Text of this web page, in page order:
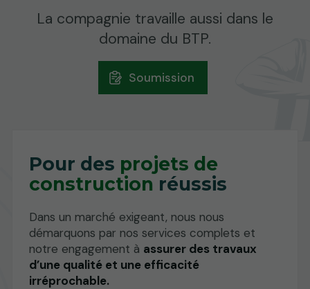
La compagnie travaille aussi dans le
domaine du BTP.
Soumission
Pour des projets de
construction réussis
Dans un marché exigeant, nous nous
démarquons par nos services complets et
notre engagement à assurer des travaux
d’une qualité et une efficacité
irréprochable.